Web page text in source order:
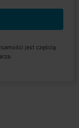
jest częścią